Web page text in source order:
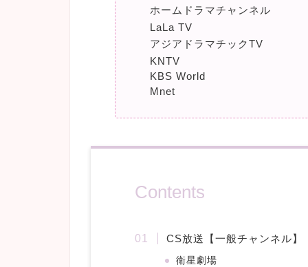
ホームドラマチャンネル
LaLa TV
アジアドラマチックTV
KNTV
KBS World
Mnet
Contents
CS放送【一般チャンネル】
衛星劇場